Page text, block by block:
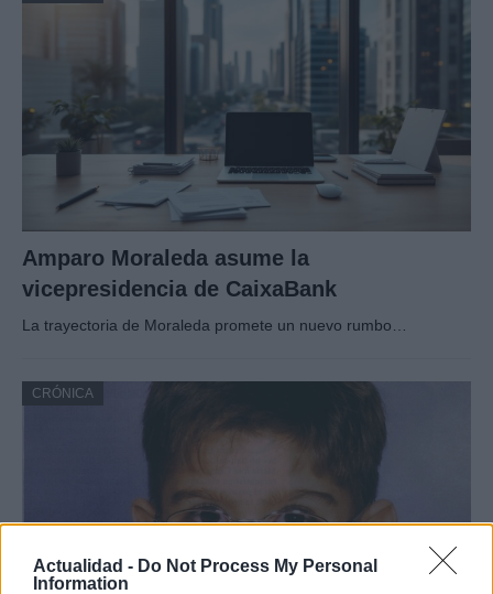
Actualidad - Do Not Process My Personal
Information
Amparo Moraleda asume la
vicepresidencia de CaixaBank
La trayectoria de Moraleda promete un nuevo rumbo…
CRÓNICA